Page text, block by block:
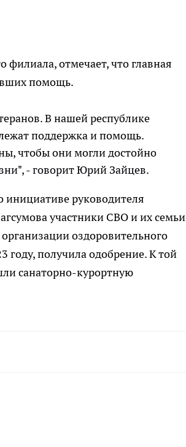
филиала, отмечает, что главная
помощь.
В нашей республике
поддержка и помощь.
чтобы они могли достойно
- говорит Юрий Зайцев.
руководителя
участники СВО и их семьи
оздоровительного
году, получила одобрение. К той
санаторно-курортную